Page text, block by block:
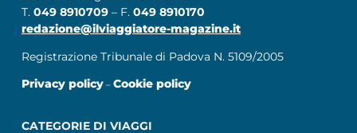
T. 049 8910709 – F. 049 8910170
redazione@ilviaggiatore-magazine.it
Registrazione Tribunale di Padova N. 5109/2005
Privacy policy– Cookie policy
CATEGORIE DI VIAGGI